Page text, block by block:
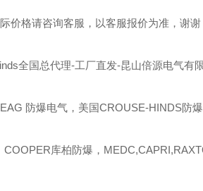
价格请咨询客服，以客服报价为准，谢谢
全国总代理-工厂直发-昆山倍源电气有
防爆电气，美国CROUSE-HINDS防爆
COOPER库柏防爆，